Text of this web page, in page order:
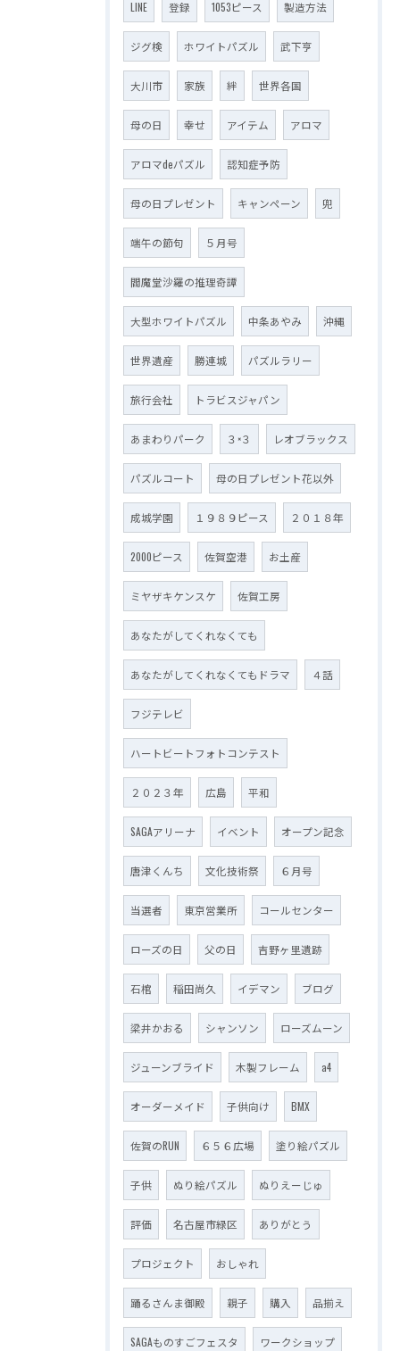
LINE 登録 1053ピース 製造方法
ジグ検 ホワイトパズル 武下亨
大川市 家族 絆 世界各国
母の日 幸せ アイテム アロマ
アロマdeパズル 認知症予防
母の日プレゼント キャンペーン 兜
端午の節句 ５月号
閻魔堂沙羅の推理奇譚
大型ホワイトパズル 中条あやみ 沖縄
世界遺産 勝連城 パズルラリー
旅行会社 トラビスジャパン
あまわりパーク ３×３ レオブラックス
パズルコート 母の日プレゼント花以外
成城学園 １９８９ピース ２０１８年
2000ピース 佐賀空港 お土産
ミヤザキケンスケ 佐賀工房
あなたがしてくれなくても
あなたがしてくれなくてもドラマ ４話
フジテレビ
ハートビートフォトコンテスト
２０２３年 広島 平和
SAGAアリーナ イベント オープン記念
唐津くんち 文化技術祭 ６月号
当選者 東京営業所 コールセンター
ローズの日 父の日 吉野ヶ里遺跡
石棺 稲田尚久 イデマン ブログ
梁井かおる シャンソン ローズムーン
ジューンブライド 木製フレーム a4
オーダーメイド 子供向け BMX
佐賀のRUN ６５６広場 塗り絵パズル
子供 ぬり絵パズル ぬりえーじゅ
評価 名古屋市緑区 ありがとう
プロジェクト おしゃれ
踊るさんま御殿 親子 購入 品揃え
SAGAものすごフェスタ ワークショップ